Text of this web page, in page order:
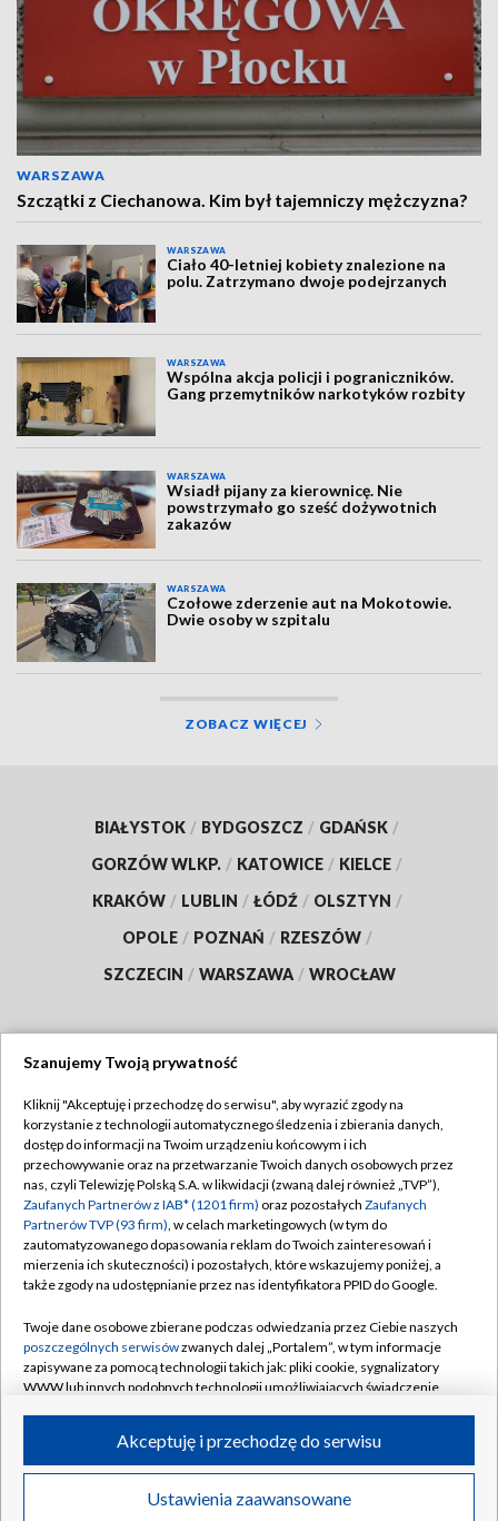
WARSZAWA
Szczątki z Ciechanowa. Kim był tajemniczy mężczyzna?
WARSZAWA
Ciało 40-letniej kobiety znalezione na
polu. Zatrzymano dwoje podejrzanych
WARSZAWA
Wspólna akcja policji i pograniczników.
Gang przemytników narkotyków rozbity
WARSZAWA
Wsiadł pijany za kierownicę. Nie
powstrzymało go sześć dożywotnich
zakazów
WARSZAWA
Czołowe zderzenie aut na Mokotowie.
Dwie osoby w szpitalu
ZOBACZ WIĘCEJ
BIAŁYSTOK / BYDGOSZCZ / GDAŃSK /
GORZÓW WLKP. / KATOWICE / KIELCE /
KRAKÓW / LUBLIN / ŁÓDŹ / OLSZTYN /
OPOLE / POZNAŃ / RZESZÓW /
SZCZECIN / WARSZAWA / WROCŁAW
TVP
Abonament TVP
Emisja w TVP
Centrum informacji TVP
Naziemna Telewizja Cyfrowa
Rada Programowa
System NOS
Informacje o nadawcy
Program dla prasy
Regulamin TVP
Polityka prywatności
Moje zgody
Pomoc
Kontakt
Kanały
©2026 Telewizja Polska S.A. w likwidacji
Szanujemy Twoją prywatność
Kliknij "Akceptuję i przechodzę do serwisu", aby wyrazić zgody na
korzystanie z technologii automatycznego śledzenia i zbierania danych,
dostęp do informacji na Twoim urządzeniu końcowym i ich
przechowywanie oraz na przetwarzanie Twoich danych osobowych przez
nas, czyli Telewizję Polską S.A. w likwidacji (zwaną dalej również „TVP”),
Zaufanych Partnerów z IAB* (1201 firm) oraz pozostałych Zaufanych
Partnerów TVP (93 firm), w celach marketingowych (w tym do
zautomatyzowanego dopasowania reklam do Twoich zainteresowań i
mierzenia ich skuteczności) i pozostałych, które wskazujemy poniżej, a
także zgody na udostępnianie przez nas identyfikatora PPID do Google.
Twoje dane osobowe zbierane podczas odwiedzania przez Ciebie naszych
poszczególnych serwisówzwanych dalej „Portalem”, w tym informacje
zapisywane za pomocą technologii takich jak: pliki cookie, sygnalizatory
WWW lub innych podobnych technologii umożliwiających świadczenie
ruchu w Internecie.
Twoje dane osobowe zbierane podczas odwiedzania przez Ciebie
poszczególnych serwisówna Portalu, takie jak adresy IP, identyfikatory
Ustawienia zaawansowane
Akceptuję i przechodzę do serwisu